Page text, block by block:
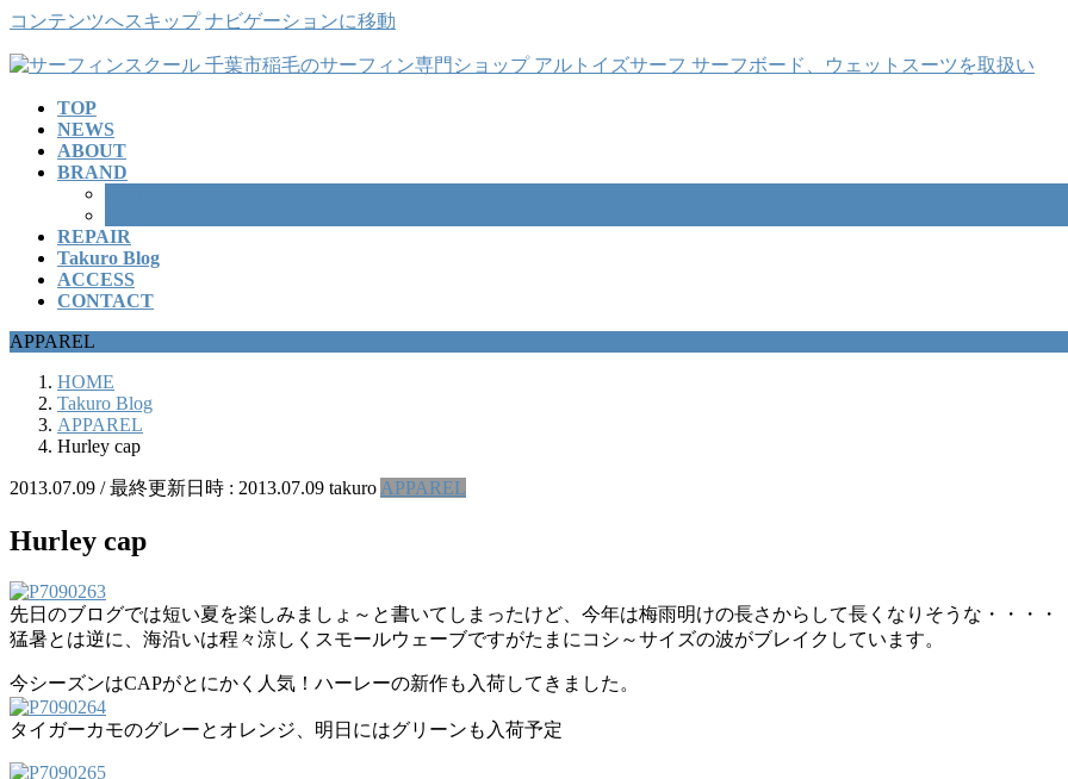
コンテンツへスキップ ナビゲーションに移動
TOP
NEWS
ABOUT
BRAND
REPAIR
Takuro Blog
ACCESS
CONTACT
APPAREL
HOME
Takuro Blog
APPAREL
Hurley cap
2013.07.09 / 最終更新日時 : 2013.07.09 takuro APPAREL
Hurley cap
先日のブログでは短い夏を楽しみましょ～と書いてしまったけど、今年は梅雨明けの長さからして長くなりそうな・・・・
猛暑とは逆に、海沿いは程々涼しくスモールウェーブですがたまにコシ～サイズの波がブレイクしています。
今シーズンはCAPがとにかく人気！ハーレーの新作も入荷してきました。
タイガーカモのグレーとオレンジ、明日にはグリーンも入荷予定